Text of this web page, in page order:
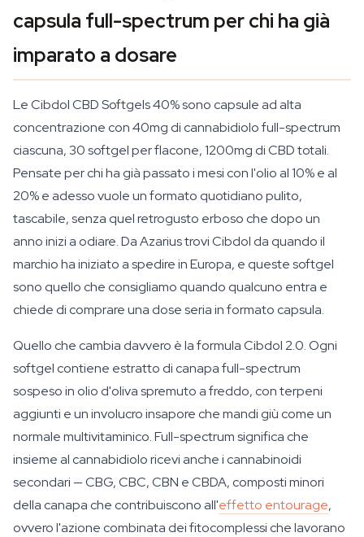
capsula full-spectrum per chi ha già
imparato a dosare
Le Cibdol CBD Softgels 40% sono capsule ad alta
concentrazione con 40mg di cannabidiolo full-spectrum
ciascuna, 30 softgel per flacone, 1200mg di CBD totali.
Pensate per chi ha già passato i mesi con l'olio al 10% e al
20% e adesso vuole un formato quotidiano pulito,
tascabile, senza quel retrogusto erboso che dopo un
anno inizi a odiare. Da Azarius trovi Cibdol da quando il
marchio ha iniziato a spedire in Europa, e queste softgel
sono quello che consigliamo quando qualcuno entra e
chiede di comprare una dose seria in formato capsula.
Quello che cambia davvero è la formula Cibdol 2.0. Ogni
softgel contiene estratto di canapa full-spectrum
sospeso in olio d'oliva spremuto a freddo, con terpeni
aggiunti e un involucro insapore che mandi giù come un
normale multivitaminico. Full-spectrum significa che
insieme al cannabidiolo ricevi anche i cannabinoidi
secondari — CBG, CBC, CBN e CBDA, composti minori
della canapa che contribuiscono all'effetto entourage,
ovvero l'azione combinata dei fitocomplessi che lavorano